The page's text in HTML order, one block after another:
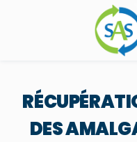
DES
Panneau de gestion des